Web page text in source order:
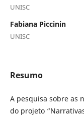
UNISC
Fabiana Piccinin
UNISC
Resumo
A pesquisa sobre as
do projeto